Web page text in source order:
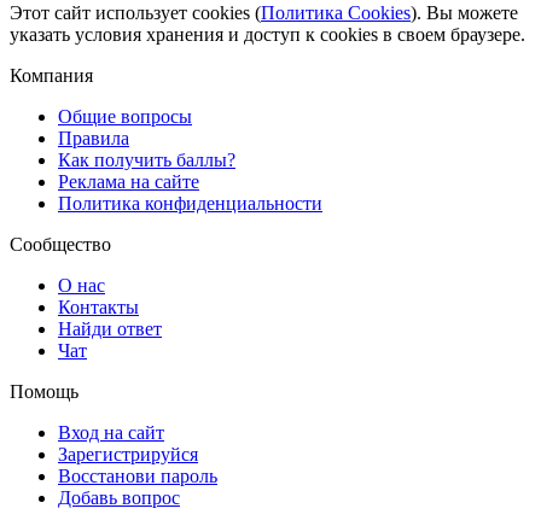
Этот сайт использует cookies (Политика Cookies). Вы можете
указать условия хранения и доступ к cookies в своем браузере.
Компания
Общие вопросы
Правила
Как получить баллы?
Реклама на сайте
Политика конфиденциальности
Сообщество
О нас
Контакты
Найди ответ
Чат
Помощь
Вход на сайт
Зарегистрируйся
Восстанови пароль
Добавь вопрос